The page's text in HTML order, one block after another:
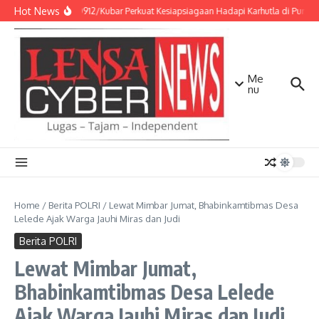
Lewati ke konten
Hot NewsKodim 0912/Kubar Perkuat Kesiapsiagaan Hadapi Karhutla di
Me
nu
Home / Berita POLRI / Lewat Mimbar Jumat, Bhabinkamtibmas Desa
Lelede Ajak Warga Jauhi Miras dan Judi
Berita POLRI
Lewat Mimbar Jumat,
Bhabinkamtibmas Desa Lelede